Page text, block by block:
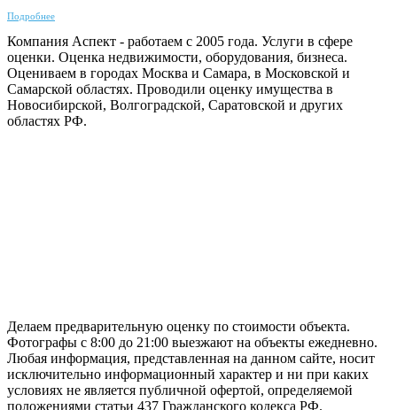
Подробнее
Компания Аспект - работаем с 2005 года. Услуги в сфере
оценки. Оценка недвижимости, оборудования, бизнеса.
Оцениваем в городах Москва и Самара, в Московской и
Самарской областях. Проводили оценку имущества в
Новосибирской, Волгоградской, Саратовской и других
областях РФ.
Делаем предварительную оценку по стоимости объекта.
Фотографы с 8:00 до 21:00 выезжают на объекты ежедневно.
Любая информация, представленная на данном сайте, носит
исключительно информационный характер и ни при каких
условиях не является публичной офертой, определяемой
положениями статьи 437 Гражданского кодекса РФ.